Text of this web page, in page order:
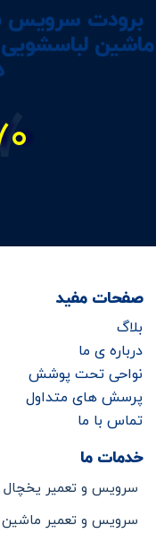
برودت سرویس
ماشین
صفحات مفید
بلاگ
درباره ی ما
نواحی تحت پوشش
پرسش های متداول
تماس با ما
خدمات ما
سرویس و تعمیر یخچال
سرویس و تعمیر ماشین